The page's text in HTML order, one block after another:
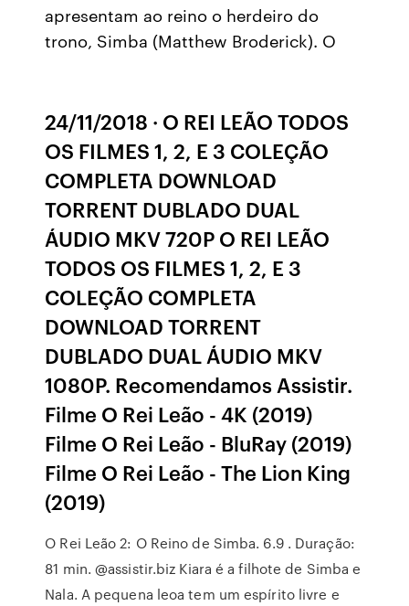
apresentam ao reino o herdeiro do
trono, Simba (Matthew Broderick). O
24/11/2018 · O REI LEÃO TODOS
OS FILMES 1, 2, E 3 COLEÇÃO
COMPLETA DOWNLOAD
TORRENT DUBLADO DUAL
ÁUDIO MKV 720P O REI LEÃO
TODOS OS FILMES 1, 2, E 3
COLEÇÃO COMPLETA
DOWNLOAD TORRENT
DUBLADO DUAL ÁUDIO MKV
1080P. Recomendamos Assistir.
Filme O Rei Leão - 4K (2019)
Filme O Rei Leão - BluRay (2019)
Filme O Rei Leão - The Lion King
(2019)
O Rei Leão 2: O Reino de Simba. 6.9 . Duração:
81 min. @assistir.biz Kiara é a filhote de Simba e
Nala. A pequena leoa tem um espírito livre e